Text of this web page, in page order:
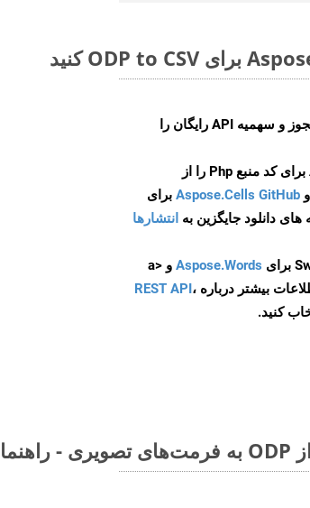
ایجاد کنید تا جزئیات مجوز و سهمیه API رایگان را
و Aspose.Cells GitHub برای
انتشارها
Aspose.Words
و <a
REST API،